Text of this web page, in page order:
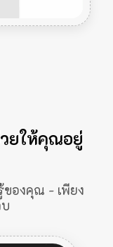
ยให้คุณอยู่
ของคุณ - เพียง